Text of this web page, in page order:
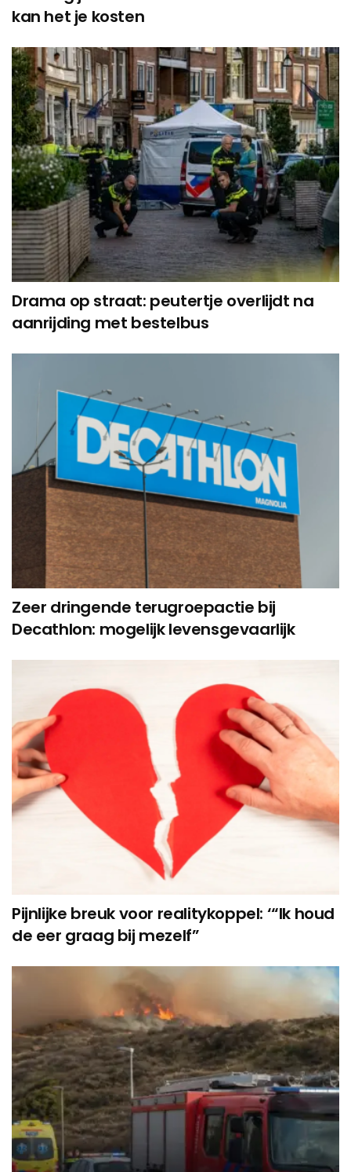
kan het je kosten
Drama op straat: peutertje overlijdt na
aanrijding met bestelbus
Zeer dringende terugroepactie bij
Decathlon: mogelijk levensgevaarlijk
Pijnlijke breuk voor realitykoppel: ‘“Ik houd
de eer graag bij mezelf”